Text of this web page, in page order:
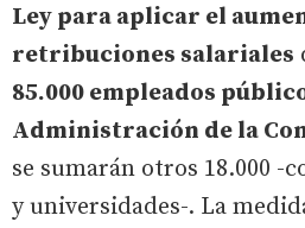
Ley para aplicar el
retribuciones salariales
85.000 empleados
Administración de la
se sumarán otros 18.000 -
y universidades-. La